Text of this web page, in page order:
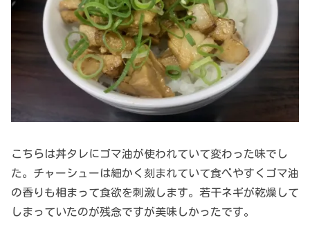
こちらは丼タレにゴマ油が使われていて変わった味でし
た。チャーシューは細かく刻まれていて食べやすくゴマ油
の香りも相まって食欲を刺激します。若干ネギが乾燥して
しまっていたのが残念ですが美味しかったです。